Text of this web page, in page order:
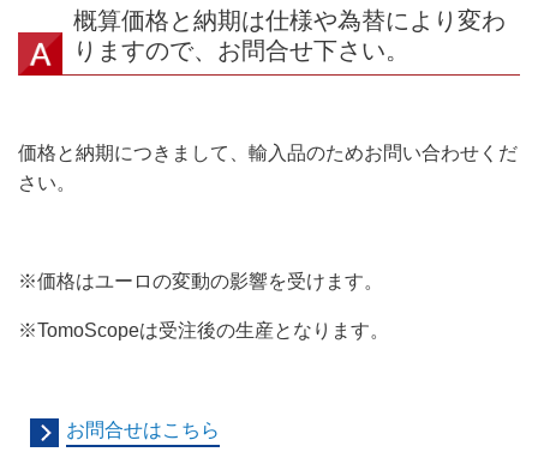
概算価格と納期は仕様や為替により変わ
りますので、お問合せ下さい。
価格と納期につきまして、輸入品のためお問い合わせくだ
さい。
※価格はユーロの変動の影響を受けます。
※TomoScopeは受注後の生産となります。
お問合せはこちら